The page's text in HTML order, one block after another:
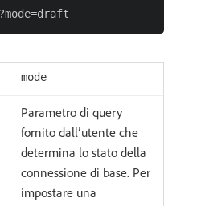
mode
Parametro di query
fornito dall’utente che
determina lo stato della
connessione di base. Per
impostare una